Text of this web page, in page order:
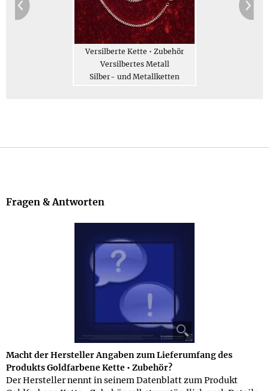
Versilberte Kette • Zubehör
Versilbertes Metall
Silber- und Metallketten
Fragen & Antworten
Macht der Hersteller Angaben zum Lieferumfang des
Produkts Goldfarbene Kette • Zubehör?
Der Hersteller nennt in seinem Datenblatt zum Produkt